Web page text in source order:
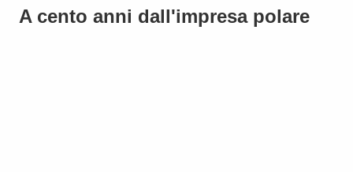
A cento anni dall'impresa polare